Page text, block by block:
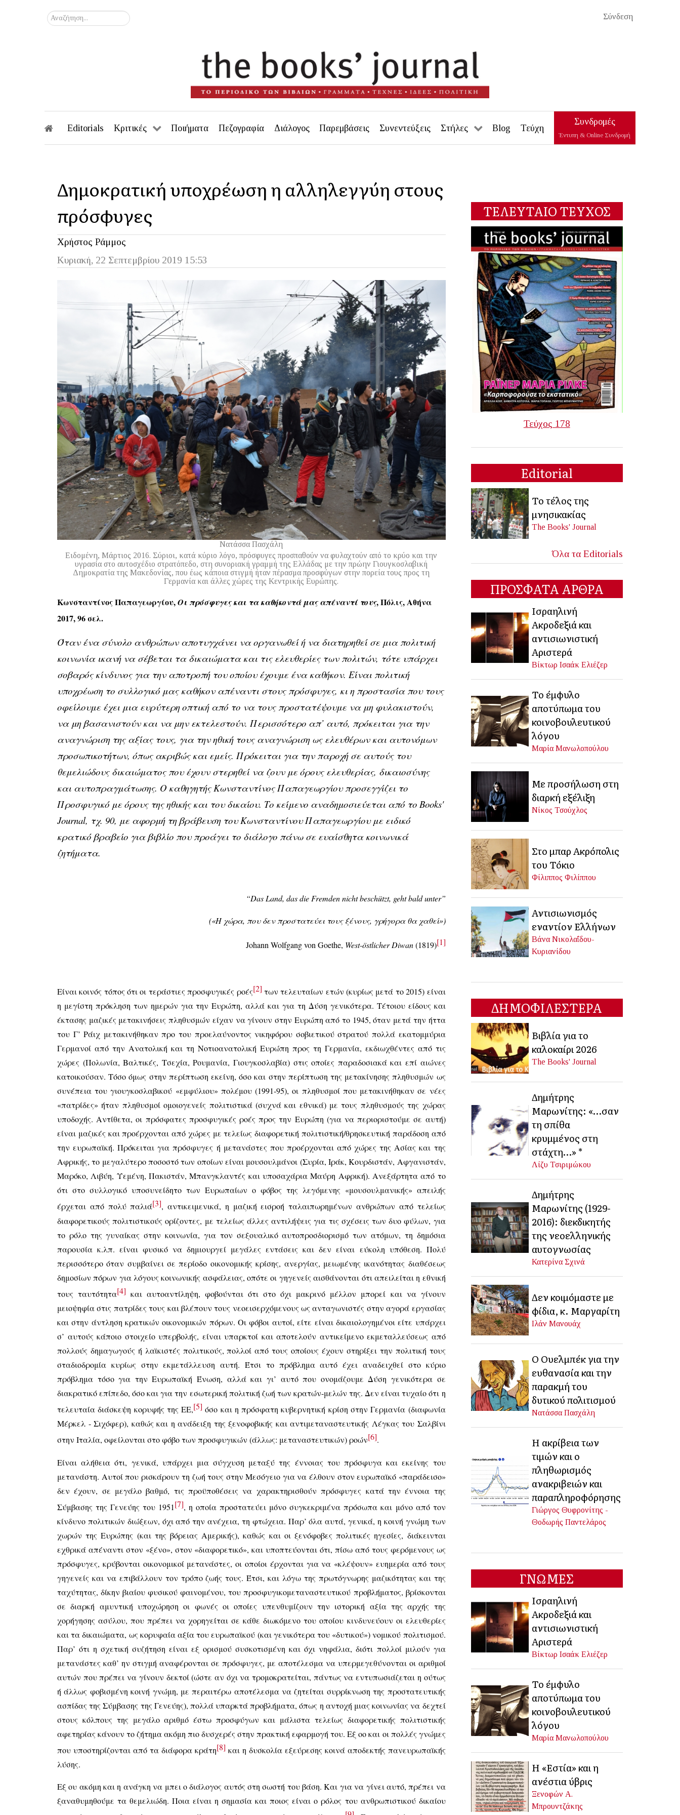
Σύνδεση
Αναζήτηση...
Editorials Κριτικές Ποιήματα Πεζογραφία Διάλογος Παρεμβάσεις Συνεντεύξεις Στήλες Blog Τεύχη
Συνδρομές
Έντυπη & Online Συνδρομή
Δημοκρατική υποχρέωση η αλληλεγγύη στους
πρόσφυγες
Χρήστος Ράμμος
Κυριακή, 22 Σεπτεμβρίου 2019 15:53
Νατάσσα Πασχάλη
Ειδομένη, Μάρτιος 2016. Σύριοι, κατά κύριο λόγο, πρόσφυγες προσπαθούν να φυλαχτούν από το κρύο και την
υγρασία στο αυτοσχέδιο στρατόπεδο, στη συνοριακή γραμμή της Ελλάδας με την πρώην Γιουγκοσλαβική
Δημοκρατία της Μακεδονίας, που έως κάποια στιγμή ήταν πέρασμα προσφύγων στην πορεία τους προς τη
Γερμανία και άλλες χώρες της Κεντρικής Ευρώπης.
Κωνσταντίνος Παπαγεωργίου,Οι πρόσφυγες και τα καθήκοντά μας απέναντί τους, Πόλις, Αθήνα
2017, 96 σελ.
Όταν ένα σύνολο ανθρώπων αποτυγχάνει να οργανωθεί ή να διατηρηθεί σε μια πολιτική
κοινωνία ικανή να σέβεται τα δικαιώματα και τις ελευθερίες των πολιτών, τότε υπάρχει
σοβαρός κίνδυνος για την αποτροπή του οποίου έχουμε ένα καθήκον. Είναι πολιτική
υποχρέωση το συλλογικό μας καθήκον απέναντι στους πρόσφυγες, κι η προστασία που τους
οφείλουμε έχει μια ευρύτερη οπτική από το να τους προστατέψουμε να μη φυλακιστούν,
να μη βασανιστούν και να μην εκτελεστούν. Περισσότερο απ’ αυτό, πρόκειται για την
αναγνώριση της αξίας τους, για την ηθική τους αναγνώριση ως ελευθέρων και αυτονόμων
προσωπικοτήτων, όπως ακριβώς και εμείς. Πρόκειται για την παροχή σε αυτούς του
θεμελιώδους δικαιώματος που έχουν στερηθεί να ζουν με όρους ελευθερίας, δικαιοσύνης
και αυτοπραγμάτωσης. Ο καθηγητής Κωνσταντίνος Παπαγεωργίου προσεγγίζει το
Προσφυγικό με όρους της ηθικής και του δικαίου. Το κείμενο αναδημοσιεύεται από το Books'
Journal, τχ. 90, με αφορμή τη βράβευση του Κωνσταντίνου Παπαγεωργίου με ειδικό
κρατικό βραβείο για βιβλίο που προάγει το διάλογο πάνω σε ευαίσθητα κοινωνικά
ζητήματα.
“Das Land, das die Fremden nicht beschützt, geht bald unter”
(«Η χώρα, που δεν προστατεύει τους ξένους, γρήγορα θα χαθεί»)
Johann Wolfgang von Goethe, West-östlicher Diwan(1819)[1]
Είναι κοινός τόπος ότι οι τεράστιες προσφυγικές ροές[2] των τελευταίων ετών (κυρίως μετά το 2015) είναι
η μεγίστη πρόκληση των ημερών για την Ευρώπη, αλλά και για τη Δύση γενικότερα. Τέτοιου είδους και
έκτασης μαζικές μετακινήσεις πληθυσμών είχαν να γίνουν στην Ευρώπη από το 1945, όταν μετά την ήττα
του Γ’ Ράιχ μετακινήθηκαν προ του προελαύνοντος νικηφόρου σοβιετικού στρατού πολλά εκατομμύρια
Γερμανοί από την Ανατολική και τη Νοτιοανατολική Ευρώπη προς τη Γερμανία, εκδιωχθέντες από τις
χώρες (Πολωνία, Βαλτικές, Τσεχία, Ρουμανία, Γιουγκοσλαβία) στις οποίες παραδοσιακά και επί αιώνες
κατοικούσαν. Τόσο όμως στην περίπτωση εκείνη, όσο και στην περίπτωση της μετακίνησης πληθυσμών ως
συνέπεια του γιουγκοσλαβικού «εμφύλιου» πολέμου (1991-95), οι πληθυσμοί που μετακινήθηκαν σε νέες
«πατρίδες» ήταν πληθυσμοί ομοιογενείς πολιτιστικά (συχνά και εθνικά) με τους πληθυσμούς της χώρας
υποδοχής. Αντίθετα, οι πρόσφατες προσφυγικές ροές προς την Ευρώπη (για να περιοριστούμε σε αυτή)
είναι μαζικές και προέρχονται από χώρες με τελείως διαφορετική πολιτιστική/θρησκευτική παράδοση από
την ευρωπαϊκή. Πρόκειται για πρόσφυγες ή μετανάστες που προέρχονται από χώρες της Ασίας και της
Αφρικής, το μεγαλύτερο ποσοστό των οποίων είναι μουσουλμάνοι (Συρία, Ιράκ, Κουρδιστάν, Αφγανιστάν,
Μαρόκο, Λιβύη, Υεμένη, Πακιστάν, Μπανγκλαντές και υποσαχάρια Μαύρη Αφρική). Ανεξάρτητα από το
ότι στο συλλογικό υποσυνείδητο των Ευρωπαίων ο φόβος της λεγόμενης «μουσουλμανικής» απειλής
έρχεται από πολύ παλιά[3], αντικειμενικά, η μαζική εισροή ταλαιπωρημένων ανθρώπων από τελείως
διαφορετικούς πολιτιστικούς ορίζοντες, με τελείως άλλες αντιλήψεις για τις σχέσεις των δυο φύλων, για
το ρόλο της γυναίκας στην κοινωνία, για τον σεξουαλικό αυτοπροσδιορισμό των ατόμων, τη δημόσια
παρουσία κ.λπ. είναι φυσικό να δημιουργεί μεγάλες εντάσεις και δεν είναι εύκολη υπόθεση. Πολύ
περισσότερο όταν συμβαίνει σε περίοδο οικονομικής κρίσης, ανεργίας, μειωμένης ικανότητας διαθέσεως
δημοσίων πόρων για λόγους κοινωνικής ασφάλειας, οπότε οι γηγενείς αισθάνονται ότι απειλείται η εθνική
τους ταυτότητα[4] και αυτοαντίληψη, φοβούνται ότι στο όχι μακρινό μέλλον μπορεί και να γίνουν
μειοψηφία στις πατρίδες τους και βλέπουν τους νεοεισερχόμενους ως ανταγωνιστές στην αγορά εργασίας
και στην άντληση κρατικών οικονομικών πόρων. Οι φόβοι αυτοί, είτε είναι δικαιολογημένοι είτε υπάρχει
σ’ αυτούς κάποιο στοιχείο υπερβολής, είναι υπαρκτοί και αποτελούν αντικείμενο εκμεταλλεύσεως από
πολλούς δημαγωγούς ή λαϊκιστές πολιτικούς, πολλοί από τους οποίους έχουν στηρίξει την πολιτική τους
σταδιοδρομία κυρίως στην εκμετάλλευση αυτή. Έτσι το πρόβλημα αυτό έχει αναδειχθεί στο κύριο
πρόβλημα τόσο για την Ευρωπαϊκή Ένωση, αλλά και γι’ αυτό που ονομάζουμε Δύση γενικότερα σε
διακρατικό επίπεδο, όσο και για την εσωτερική πολιτική ζωή των κρατών-μελών της. Δεν είναι τυχαίο ότι η
τελευταία διάσκεψη κορυφής της ΕΕ,[5] όσο και η πρόσφατη κυβερνητική κρίση στην Γερμανία (διαφωνία
Μέρκελ - Σιχόφερ), καθώς και η ανάδειξη της ξενοφοβικής και αντιμεταναστευτικής Λέγκας του Σαλβίνι
στην Ιταλία, οφείλονται στο φόβο των προσφυγικών (άλλως: μεταναστευτικών) ροών[6].
Είναι αλήθεια ότι, γενικά, υπάρχει μια σύγχυση μεταξύ της έννοιας του πρόσφυγα και εκείνης του
μετανάστη. Αυτοί που ρισκάρουν τη ζωή τους στην Μεσόγειο για να έλθουν στον ευρωπαϊκό «παράδεισο»
δεν έχουν, σε μεγάλο βαθμό, τις προϋποθέσεις να χαρακτηρισθούν πρόσφυγες κατά την έννοια της
Σύμβασης της Γενεύης του 1951[7], η οποία προστατεύει μόνο συγκεκριμένα πρόσωπα και μόνο από τον
κίνδυνο πολιτικών διώξεων, όχι από την ανέχεια, τη φτώχεια. Παρ’ όλα αυτά, γενικά, η κοινή γνώμη των
χωρών της Ευρώπης (και της βόρειας Αμερικής), καθώς και οι ξενόφοβες πολιτικές ηγεσίες, διάκεινται
εχθρικά απέναντι στον «ξένο», στον «διαφορετικό», και υποπτεύονται ότι, πίσω από τους φερόμενους ως
πρόσφυγες, κρύβονται οικονομικοί μετανάστες, οι οποίοι έρχονται για να «κλέψουν» ευημερία από τους
γηγενείς και να επιβάλλουν τον τρόπο ζωής τους. Έτσι, και λόγω της πρωτόγνωρης μαζικότητας και της
ταχύτητας, δίκην βιαίου φυσικού φαινομένου, του προσφυγικομεταναστευτικού προβλήματος, βρίσκονται
σε διαρκή αμυντική υποχώρηση οι φωνές οι οποίες υπενθυμίζουν την ιστορική αξία της αρχής της
χορήγησης ασύλου, που πρέπει να χορηγείται σε κάθε διωκόμενο του οποίου κινδυνεύουν οι ελευθερίες
και τα δικαιώματα, ως κορυφαία αξία του ευρωπαϊκού (και γενικότερα του «δυτικού») νομικού πολιτισμού.
Παρ’ ότι η σχετική συζήτηση είναι εξ ορισμού συσκοτισμένη και όχι νηφάλια, διότι πολλοί μιλούν για
μετανάστες καθ’ ην στιγμή αναφέρονται σε πρόσφυγες, με αποτέλεσμα να υπερμεγεθύνονται οι αριθμοί
αυτών που πρέπει να γίνουν δεκτοί (ώστε αν όχι να τρομοκρατείται, πάντως να εντυπωσιάζεται η ούτως
ή άλλως φοβισμένη κοινή γνώμη, με περαιτέρω αποτέλεσμα να ζητείται συρρίκνωση της προστατευτικής
ασπίδας της Σύμβασης της Γενεύης), πολλά υπαρκτά προβλήματα, όπως η αντοχή μιας κοινωνίας να δεχτεί
στους κόλπους της μεγάλο αριθμό έστω προσφύγων και μάλιστα τελείως διαφορετικής πολιτιστικής
αφετηρίας κάνουν το ζήτημα ακόμη πιο δυσχερές στην πρακτική εφαρμογή του. Εξ οο και οι πολλές γνώμες
που υποστηρίζονται από τα διάφορα κράτη[8] και η δυσκολία εξεύρεσης κοινά αποδεκτής πανευρωπαϊκής
λύσης.
Εξ ου ακόμη και η ανάγκη να μπει ο διάλογος αυτός στη σωστή του βάση. Και για να γίνει αυτό, πρέπει να
ξαναθυμηθούμε τα θεμελιώδη. Ποια είναι η σημασία και ποιος είναι ο ρόλος του ανθρωπιστικού δικαίου
ΤΕΛΕΥΤΑΙΟ ΤΕΥΧΟΣ
Τεύχος 178
Editorial
Το τέλος της
μνησικακίας
The Books' Journal
Όλα τα Editorials
ΠΡΟΣΦΑΤΑ ΑΡΘΡΑ
Ισραηλινή
Ακροδεξιά και
αντισιωνιστική
Αριστερά
Βίκτωρ Ισαάκ Ελιέζερ
Το έμφυλο
αποτύπωμα του
κοινοβουλευτικού
λόγου
Μαρία Μανωλοπούλου
Με προσήλωση στη
διαρκή εξέλιξη
Νίκος Τσούχλος
Στο μπαρ Ακρόπολις
του Τόκιο
Φίλιππος Φιλίππου
Αντισιωνισμός
εναντίον Ελλήνων
Βάνα Νικολαΐδου-
Κυριανίδου
ΔΗΜΟΦΙΛΕΣΤΕΡΑ
Βιβλία για το
καλοκαίρι 2026
The Books' Journal
Δημήτρης
Μαρωνίτης: «…σαν
τη σπίθα
κρυμμένος στη
στάχτη…» *
Λίζυ Τσιριμώκου
Δημήτρης
Μαρωνίτης (1929-
2016): διεκδικητής
της νεοελληνικής
αυτογνωσίας
Κατερίνα Σχινά
Δεν κοιμόμαστε με
φίδια, κ. Μαργαρίτη
Ιλάν Μανουάχ
Ο Ουελμπέκ για την
ευθανασία και την
παρακμή του
δυτικού πολιτισμού
Νατάσσα Πασχάλη
Η ακρίβεια των
τιμών και ο
πληθωρισμός
ανακριβειών και
παραπληροφόρησης
Γιώργος Θυφρονίτης -
Θοδωρής Παντελάρος
ΓΝΩΜΕΣ
Ισραηλινή
Ακροδεξιά και
αντισιωνιστική
Αριστερά
Βίκτωρ Ισαάκ Ελιέζερ
Το έμφυλο
αποτύπωμα του
κοινοβουλευτικού
λόγου
Μαρία Μανωλοπούλου
Η «Εστία» και η
ανέστια ύβρις
Ξενοφών Α.
Μπρουντζάκης